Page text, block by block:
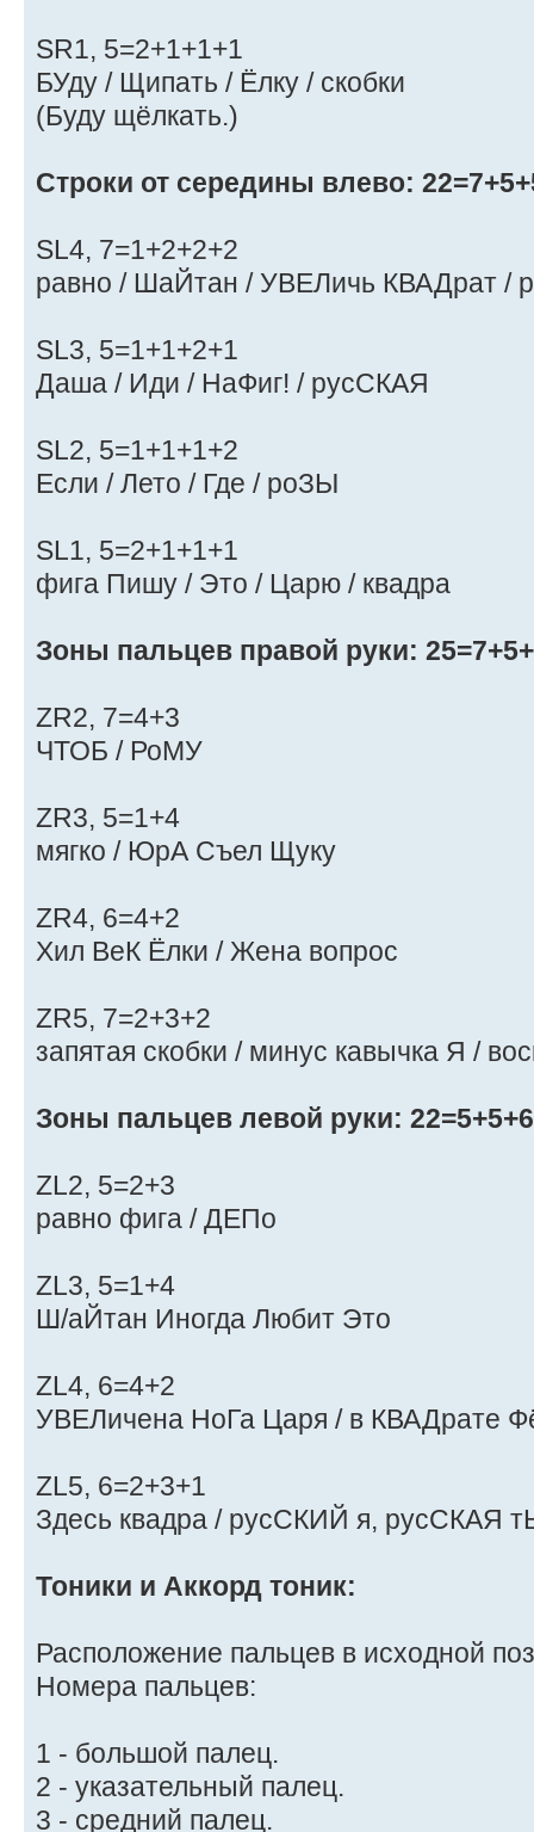
SR1, 5=2+1+1+1
БУду / Щипать / Ёлку / скобки
(Буду щёлкать.)
Строки от середины влево:
SL4, 7=1+2+2+2
равно / ШаЙтан / УВЕЛичь КВАДрат /
SL3, 5=1+1+2+1
Даша / Иди / НаФиг! / русСКАЯ
SL2, 5=1+1+1+2
Если / Лето / Где / роЗЫ
SL1, 5=2+1+1+1
фига Пишу / Это / Царю / квадра
Зоны пальцев правой руки:
ZR2, 7=4+3
ЧТОБ / РоМУ
ZR3, 5=1+4
мягко / ЮрА Съел Щуку
ZR4, 6=4+2
Хил ВеК Ёлки / Жена вопрос
ZR5, 7=2+3+2
запятая скобки / минус кавычка Я /
Зоны пальцев левой руки:
ZL2, 5=2+3
равно фига / ДЕПо
ZL3, 5=1+4
Ш/аЙтан Иногда Любит Это
ZL4, 6=4+2
УВЕЛичена НоГа Царя / в КВАДрате
ZL5, 6=2+3+1
Здесь квадра / русСКИЙ я, русСКАЯ
Тоники и Аккорд тоник:
Расположение пальцев в исходной
Номера пальцев:
1 - большой палец.
2 - указательный палец.
3 - средний палец.